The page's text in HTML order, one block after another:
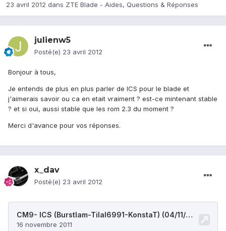
23 avril 2012 dans ZTE Blade - Aides, Questions & Réponses
julienw5
Posté(e) 23 avril 2012
Bonjour à tous,
Je entends de plus en plus parler de ICS pour le blade et
j'aimerais savoir ou ca en etait vraiment ? est-ce mintenant stable
? et si oui, aussi stable que les rom 2.3 du moment ?
Merci d'avance pour vos réponses.
x_dav
Posté(e) 23 avril 2012